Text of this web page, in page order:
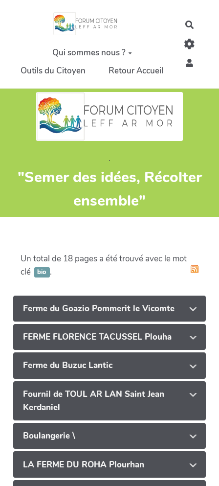
Aller au contenu principal
Qui sommes nous ?
Outils du Citoyen
Retour Accueil
.
"Semer des idées, Récolter
ensemble"
Un total de 18 pages a été trouvé avec le mot
clé
bio .
Ferme du Goazio Pommerit le Vicomte
FERME FLORENCE TACUSSEL Plouha
Ferme du Buzuc Lantic
Fournil de TOUL AR LAN Saint Jean
Kerdaniel
Boulangerie \
LA FERME DU ROHA Plourhan